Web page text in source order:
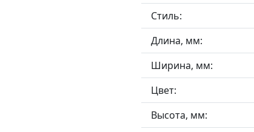
Стиль:
Длина, мм:
Ширина, мм:
Цвет:
Высота, мм: